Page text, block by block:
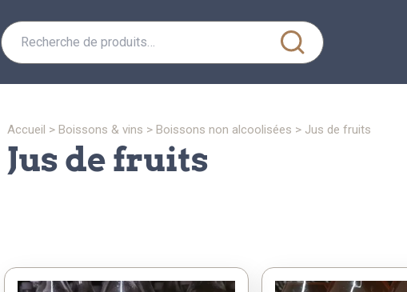
Recherche
pour :
accueil > boissons & vins > boissons non alcoolisées > jus de fruits
jus de fruits